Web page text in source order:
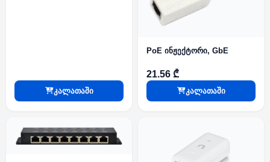
კალათაში
PoE ინჟექტორი, GbE
21.56 ₾
კალათაში